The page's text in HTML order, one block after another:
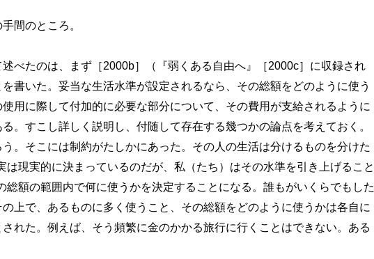
間のところ。
べたのは、まず［2000b］（『弱くある自由へ』［2000c］に収録され
書いた。妥当な生活水準が設定されるなら、その総額をどのように使う
用に際して付加的に必要な部分について、その費用が支給されるように
。すこし詳しく説明し、付随して存在する幾つかの論点を考えておく。
そこには制約がたしかにあった。その人の生活は分けるものを分けた
は現実的に決まっているのだが、私（たち）はその水準を引き上げること
額の範囲内で何に使うかを決定することになる。誰もがいくらでもした
上で、あるものに多く使うこと、その総額をどのように使うかは各自に
れた。例えば、そう頻繁に金のかかる旅行に行くことはできない。ある